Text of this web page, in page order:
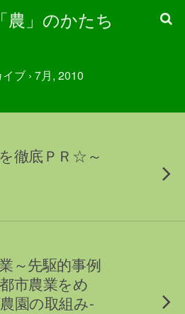
農」のかたち
ブ › 7月, 2010
徹底ＰＲ☆～
～先駆的事例
市農業をめ
園の取組み-